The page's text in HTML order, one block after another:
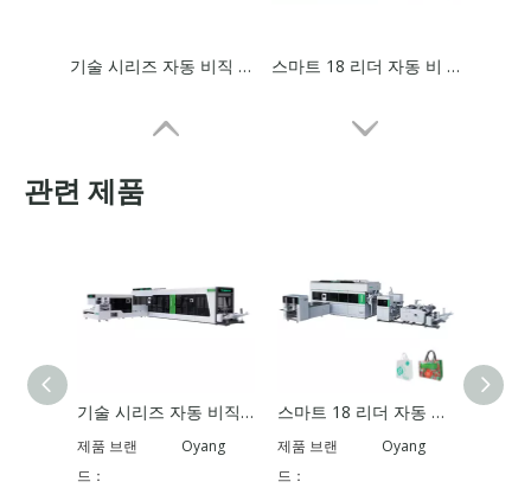
기술 시리즈 자동 비직 상자 가방 온라인 핸들이있는 기계 제작 기계 스마트 18 리더 자동 비 직직 박스 백 온라인으로 손잡이가있는 기계
완전 자동 금액이 없음 시트 공급 종이 가방 제조 기계
관련 제품
기술 시리즈 자동 비직 상자 가방 온라인 핸들이있는 기계 제작 기계
제품 브랜
드：
Oyang
스마트 18 리더 자동 비 직직 박스 백 온라인으로 손잡이가있는 기계
제품 브랜
드：
Oyang